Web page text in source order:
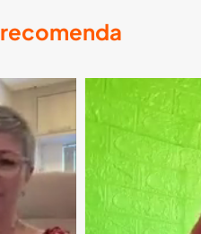
recomenda